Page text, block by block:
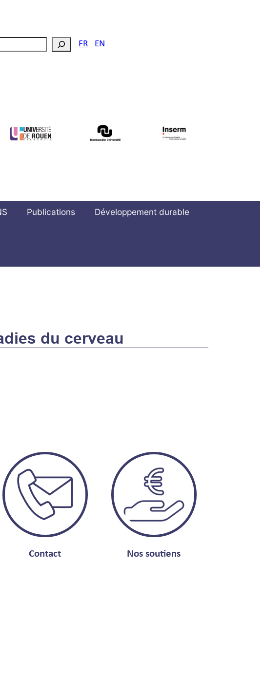
FR EN
Publications Développement durable
du cerveau
Contact Nos soutiens